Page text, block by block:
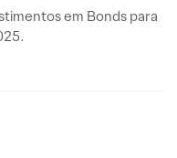
em Bonds para